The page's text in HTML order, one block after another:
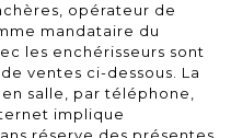
opérateur de
mandataire du
les enchérisseurs sont
ventes ci-dessous. La
salle, par téléphone,
implique